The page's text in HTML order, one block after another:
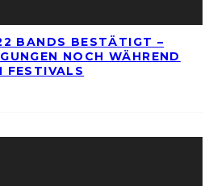
BANDS BESTÄTIGT –
NOCH WÄHREND
FESTIVALS